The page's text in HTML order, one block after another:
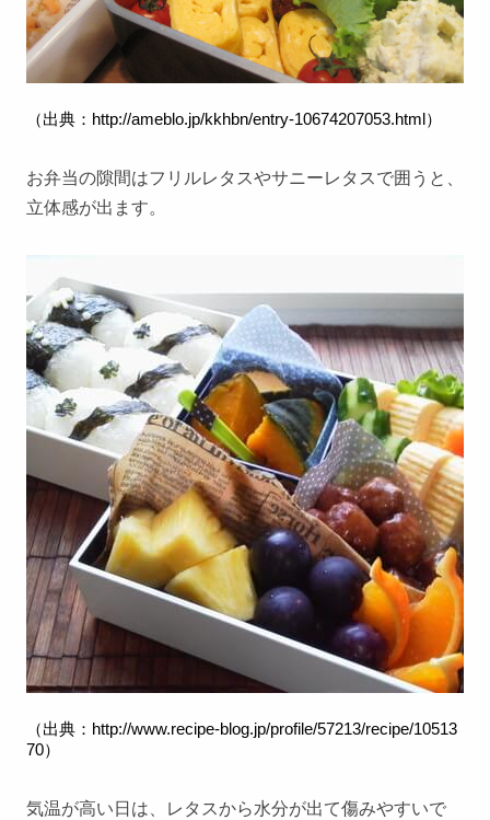
（出典： http://ameblo.jp/kkhbn/entry-10674207053.html）
お弁当の隙間はフリルレタスやサニーレタスで囲うと、
立体感が出ます。
（出典： http://www.recipe-blog.jp/profile/57213/recipe/10513
70）
気温が高い日は、レタスから水分が出て傷みやすいで